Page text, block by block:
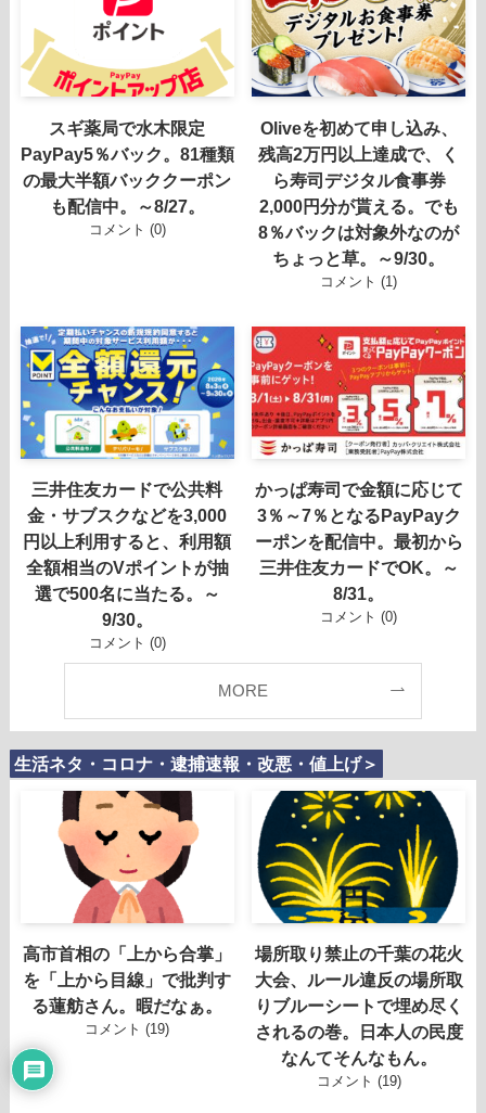
スギ薬局で水木限定
PayPay5％バック。81種類
の最大半額バッククーポン
も配信中。～8/27。
コメント (0)
Oliveを初めて申し込み、
残高2万円以上達成で、く
ら寿司デジタル食事券
2,000円分が貰える。でも
8％バックは対象外なのが
ちょっと草。～9/30。
コメント (1)
三井住友カードで公共料
金・サブスクなどを3,000
円以上利用すると、利用額
全額相当のVポイントが抽
選で500名に当たる。～
9/30。
コメント (0)
かっぱ寿司で金額に応じて
3％～7％となるPayPayク
ーポンを配信中。最初から
三井住友カードでOK。～
8/31。
コメント (0)
MORE
生活ネタ・コロナ・逮捕速報・改悪・値上げ＞
高市首相の「上から合掌」
を「上から目線」で批判す
る蓮舫さん。暇だなぁ。
コメント (19)
場所取り禁止の千葉の花火
大会、ルール違反の場所取
りブルーシートで埋め尽く
されるの巻。日本人の民度
なんてそんなもん。
コメント (19)